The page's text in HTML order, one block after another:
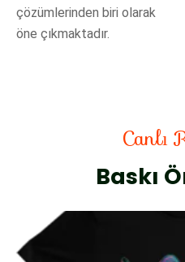
çözümlerinden biri olarak
öne çıkmaktadır.
Canlı
Baskı